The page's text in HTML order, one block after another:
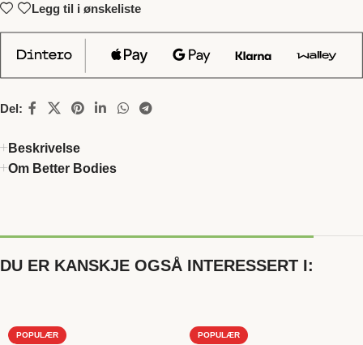
Legg til i ønskeliste
Del:
Beskrivelse
Om Better Bodies
DU ER KANSKJE OGSÅ INTERESSERT I:
POPULÆR POPULÆR